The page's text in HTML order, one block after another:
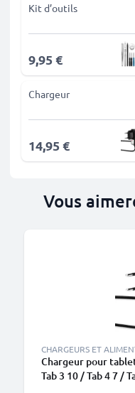
Kit d’outils
9,95 €
Chargeur
14,95 €
Vous
CHARGEURS ET
Chargeur pour
Tab 3 10 / Tab 4 7 /